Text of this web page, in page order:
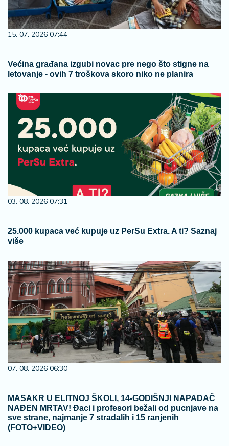
15. 07. 2026 07:44
Većina građana izgubi novac pre nego što stigne na
letovanje - ovih 7 troškova skoro niko ne planira
03. 08. 2026 07:31
25.000 kupaca već kupuje uz PerSu Extra. A ti? Saznaj
više
07. 08. 2026 06:30
MASAKR U ELITNOJ ŠKOLI, 14-GODIŠNJI NAPADAČ
NAĐEN MRTAV! Đaci i profesori bežali od pucnjave na
sve strane, najmanje 7 stradalih i 15 ranjenih
(FOTO+VIDEO)